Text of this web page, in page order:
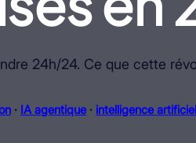
24h/24. Ce que cette
· IA agentique · intelligence